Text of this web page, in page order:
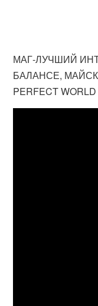
МАГ-ЛУЧШИЙ
БАЛАНСЕ,
PERFECT